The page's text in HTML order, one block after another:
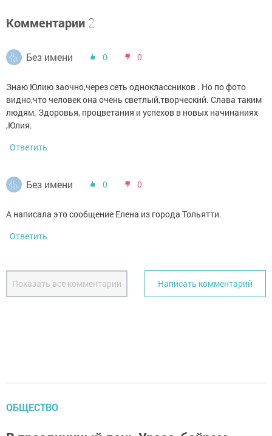
Комментарии 2
Без имени 0 0
Знаю Юлию заочно,через сеть одноклассников . Но по фото
видно,что человек она очень светлый,творческий. Слава таким
людям. Здоровья, процветания и успехов в новых начинаниях
,Юлия.
Ответить
Без имени 0 0
А написала это сообщение Елена из города Тольятти.
Ответить
Показать все комментарии Написать комментарий
ОБЩЕСТВО